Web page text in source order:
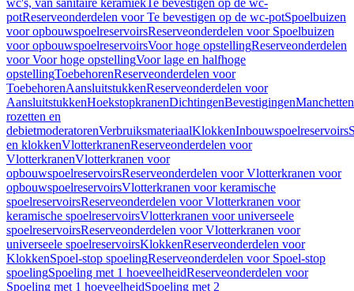
wc's, van sanitaire keramiekTe bevestigen op de wc-
potReserveonderdelen voor Te bevestigen op de wc-potSpoelbuizen
voor opbouwspoelreservoirsReserveonderdelen voor Spoelbuizen
voor opbouwspoelreservoirsVoor hoge opstellingReserveonderdelen
voor Voor hoge opstellingVoor lage en halfhoge
opstellingToebehorenReserveonderdelen voor
ToebehorenAansluitstukkenReserveonderdelen voor
AansluitstukkenHoekstopkranenDichtingenBevestigingenManchetten
rozetten en
debietmoderatorenVerbruiksmateriaalKlokkenInbouwspoelreservoirs
en klokkenVlotterkranenReserveonderdelen voor
VlotterkranenVlotterkranen voor
opbouwspoelreservoirsReserveonderdelen voor Vlotterkranen voor
opbouwspoelreservoirsVlotterkranen voor keramische
spoelreservoirsReserveonderdelen voor Vlotterkranen voor
keramische spoelreservoirsVlotterkranen voor universeele
spoelreservoirsReserveonderdelen voor Vlotterkranen voor
universeele spoelreservoirsKlokkenReserveonderdelen voor
KlokkenSpoel-stop spoelingReserveonderdelen voor Spoel-stop
spoelingSpoeling met 1 hoeveelheidReserveonderdelen voor
Spoeling met 1 hoeveelheidSpoeling met 2